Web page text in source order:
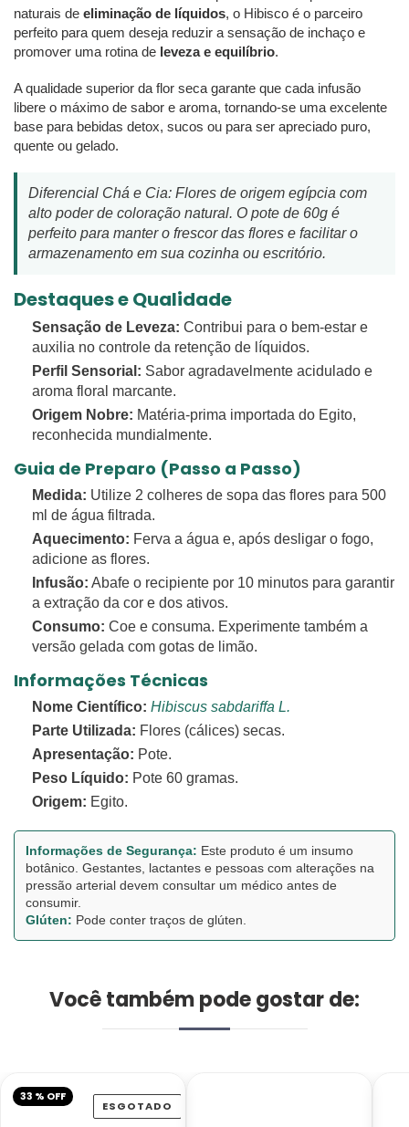
naturais de eliminação de líquidos, o Hibisco é o parceiro
perfeito para quem deseja reduzir a sensação de inchaço e
promover uma rotina de leveza e equilíbrio.
A qualidade superior da flor seca garante que cada infusão
libere o máximo de sabor e aroma, tornando-se uma excelente
base para bebidas detox, sucos ou para ser apreciado puro,
quente ou gelado.
Diferencial Chá e Cia: Flores de origem egípcia com
alto poder de coloração natural. O pote de 60g é
perfeito para manter o frescor das flores e facilitar o
armazenamento em sua cozinha ou escritório.
Destaques e Qualidade
Sensação de Leveza: Contribui para o bem-estar e
auxilia no controle da retenção de líquidos.
Perfil Sensorial: Sabor agradavelmente acidulado e
aroma floral marcante.
Origem Nobre: Matéria-prima importada do Egito,
reconhecida mundialmente.
Guia de Preparo (Passo a Passo)
Medida: Utilize 2 colheres de sopa das flores para 500
ml de água filtrada.
Aquecimento: Ferva a água e, após desligar o fogo,
adicione as flores.
Infusão: Abafe o recipiente por 10 minutos para garantir
a extração da cor e dos ativos.
Consumo: Coe e consuma. Experimente também a
versão gelada com gotas de limão.
Informações Técnicas
Nome Científico: Hibiscus sabdariffa L.
Parte Utilizada: Flores (cálices) secas.
Apresentação: Pote.
Peso Líquido: Pote 60 gramas.
Origem: Egito.
Informações de Segurança: Este produto é um insumo
botânico. Gestantes, lactantes e pessoas com alterações na
pressão arterial devem consultar um médico antes de
consumir.
Glúten: Pode conter traços de glúten.
Você também pode gostar de:
ESGOTADO
33 % OFF